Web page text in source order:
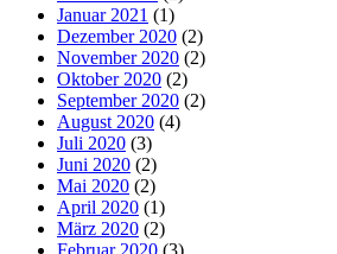
Januar 2021 (1)
Dezember 2020 (2)
November 2020 (2)
Oktober 2020 (2)
September 2020 (2)
August 2020 (4)
Juli 2020 (3)
Juni 2020 (2)
Mai 2020 (2)
April 2020 (1)
März 2020 (2)
Februar 2020 (3)